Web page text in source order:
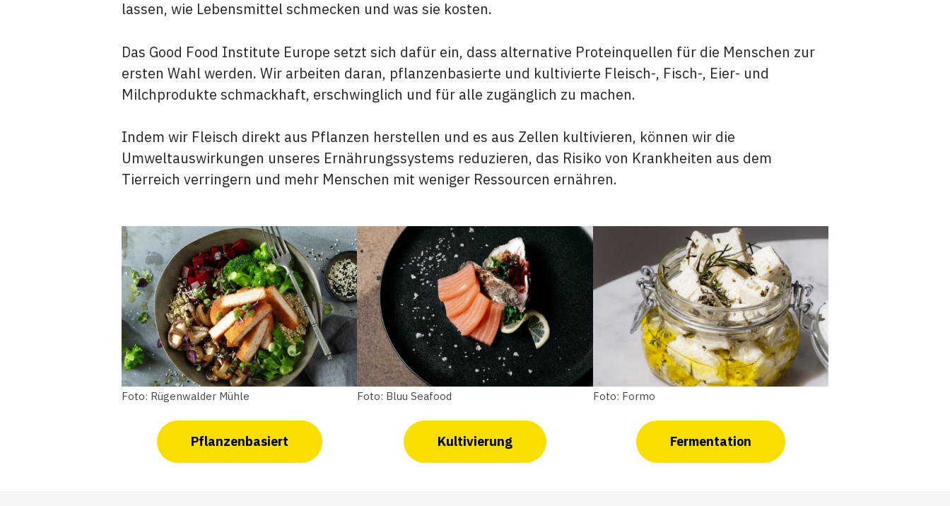
lassen, wie Lebensmittel schmecken und was sie kosten.
Das Good Food Institute Europe setzt sich dafür ein, dass alternative Proteinquellen für die Menschen zur
ersten Wahl werden. Wir arbeiten daran, pflanzenbasierte und kultivierte Fleisch-, Fisch-, Eier- und
Milchprodukte schmackhaft, erschwinglich und für alle zugänglich zu machen.
Indem wir Fleisch direkt aus Pflanzen herstellen und es aus Zellen kultivieren, können wir die
Umweltauswirkungen unseres Ernährungssystems reduzieren, das Risiko von Krankheiten aus dem
Tierreich verringern und mehr Menschen mit weniger Ressourcen ernähren.
Foto: Rügenwalder Mühle
Pflanzenbasiert
Foto: Bluu Seafood
Kultivierung
Foto: Formo
Fermentation